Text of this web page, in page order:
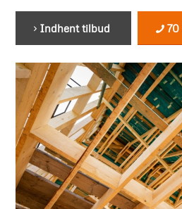
Indhent tilbud 70